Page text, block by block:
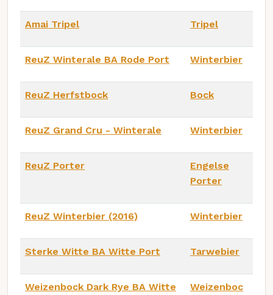
Amai Tripel Tripel
ReuZ Winterale BA Rode Port Winterbier
ReuZ Herfstbock Bock
ReuZ Grand Cru - Winterale Winterbier
ReuZ Porter
Engelse
Porter
ReuZ Winterbier (2016) Winterbier
Sterke Witte BA Witte Port Tarwebier
Weizenbock Dark Rye BA Witte
Weizenboc